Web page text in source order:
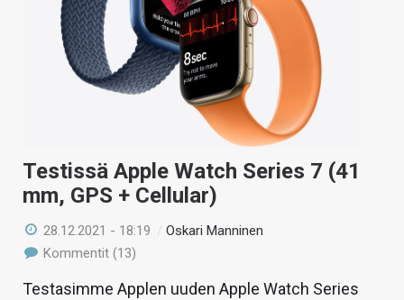
VAIHDA TEEMA
Testissä Apple Watch Series 7 (41
mm, GPS + Cellular)
28.12.2021 - 18:19 /Oskari Manninen
Kommentit (13)
Testasimme Applen uuden Apple Watch Series